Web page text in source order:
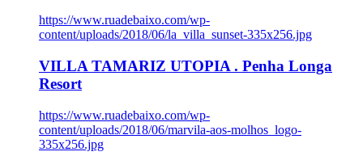
https://www.ruadebaixo.com/wp-
content/uploads/2018/06/la_villa_sunset-335x256.jpg
VILLA TAMARIZ UTOPIA . Penha Longa
Resort
https://www.ruadebaixo.com/wp-
content/uploads/2018/06/marvila-aos-molhos_logo-
335x256.jpg